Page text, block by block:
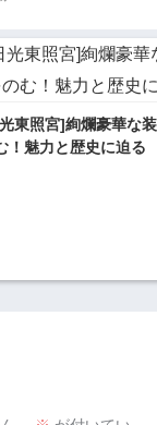
東照宮]絢爛豪華な
！魅力と歴史に迫る